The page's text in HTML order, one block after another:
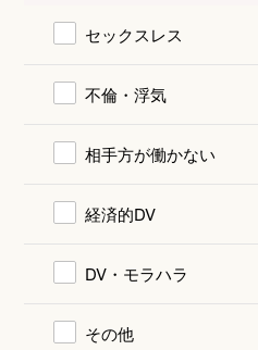
セックスレス
不倫・浮気
相手方が働かない
経済的DV
DV・モラハラ
その他